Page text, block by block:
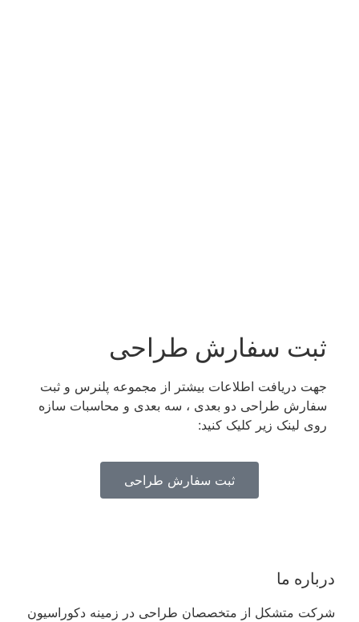
ثبت سفارش طراحی​
جهت دریافت اطلاعات بیشتر از مجموعه پلنرس و ثبت
سفارش طراحی دو بعدی ، سه بعدی و محاسبات سازه
روی لینک زیر کلیک کنید:
ثبت سفارش طراحی
درباره ما
شرکت متشکل از متخصصان طراحی در زمینه دکوراسیون